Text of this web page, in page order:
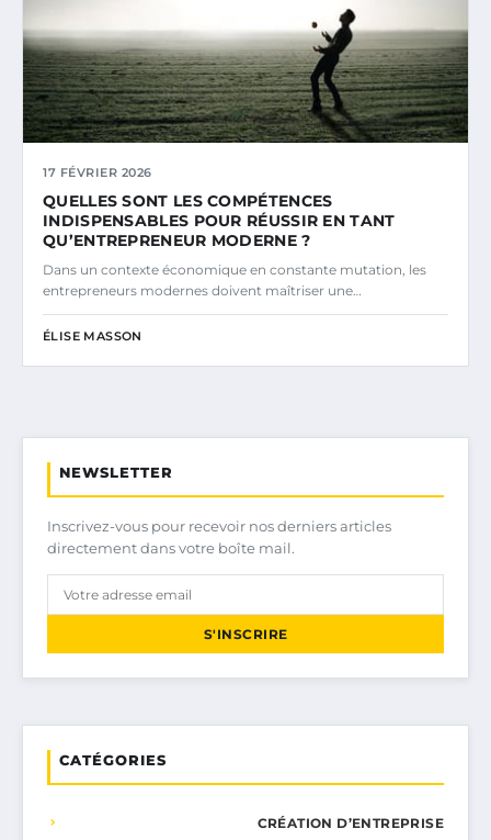
17 FÉVRIER 2026
QUELLES SONT LES COMPÉTENCES
INDISPENSABLES POUR RÉUSSIR EN TANT
QU’ENTREPRENEUR MODERNE ?
Dans un contexte économique en constante mutation, les
entrepreneurs modernes doivent maîtriser une…
ÉLISE MASSON
NEWSLETTER
Inscrivez-vous pour recevoir nos derniers articles
directement dans votre boîte mail.
S'INSCRIRE
CATÉGORIES
CRÉATION D’ENTREPRISE